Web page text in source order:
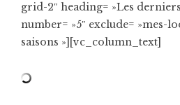
grid-2″ heading= »Les
number= »5″ exclude= »mes-
saisons »][vc_column_text]